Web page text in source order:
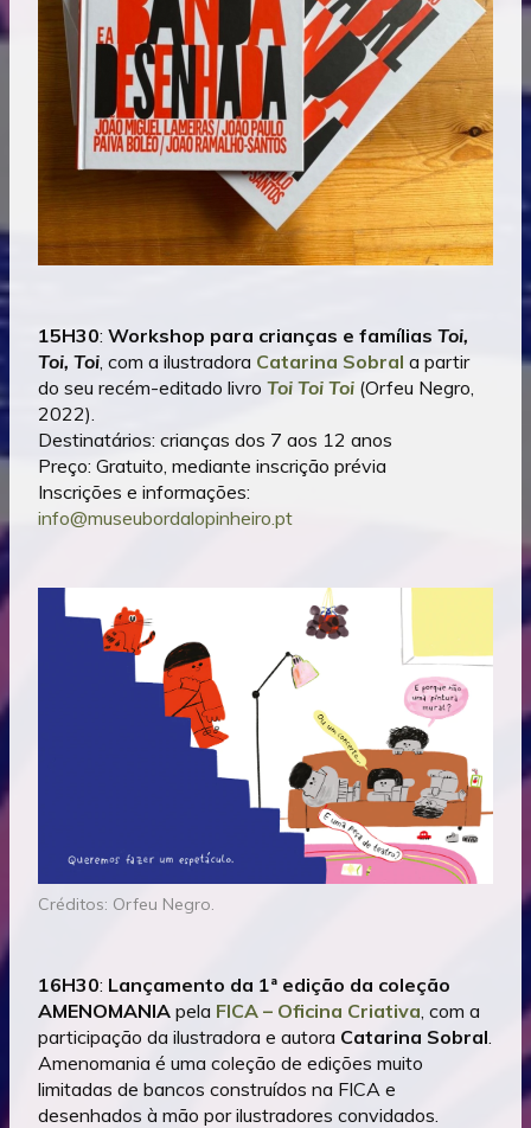
15H30: Workshop para crianças e famílias Toi,
Toi, Toi , com a ilustradora Catarina Sobral a partir
do seu recém-editado livro Toi Toi Toi (Orfeu Negro,
2022).
Destinatários: crianças dos 7 aos 12 anos
Preço: Gratuito, mediante inscrição prévia
Inscrições e informações:
info@museubordalopinheiro.pt
Créditos: Orfeu Negro.
16H30: Lançamento da 1ª edição da coleção
AMENOMANIA pela FICA – Oficina Criativa , com a
participação da ilustradora e autora Catarina Sobral
⁠Amenomania é uma coleção de edições muito
limitadas de bancos construídos na FICA e
desenhados à mão por ilustradores convidados.⁠